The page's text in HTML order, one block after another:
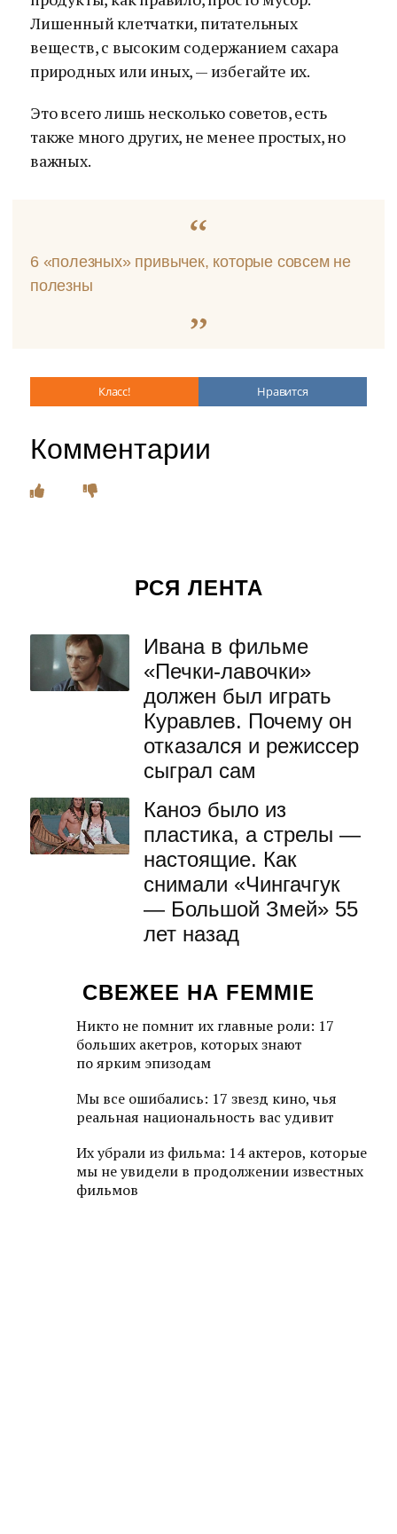
Лишенный клетчатки, питательных
веществ, с высоким содержанием сахара
природных или иных, — избегайте их.
Это всего лишь несколько советов, есть
также много других, не менее простых, но
важных.
6 «полезных» привычек, которые совсем не
полезны
Класс! Нравится
Комментарии
РСЯ ЛЕНТА
Ивана в фильме
«Печки-лавочки»
должен был играть
Куравлев. Почему он
отказался и режиссер
сыграл сам
Каноэ было из
пластика, а стрелы —
настоящие. Как
снимали «Чингачгук
— Большой Змей» 55
лет назад
СВЕЖЕЕ НА FEMMIE
Никто не помнит их главные роли: 17
больших акетров, которых знают
по ярким эпизодам
Мы все ошибались: 17 звезд кино, чья
реальная национальность вас удивит
Их убрали из фильма: 14 актеров, которые
мы не увидели в продолжении известных
фильмов